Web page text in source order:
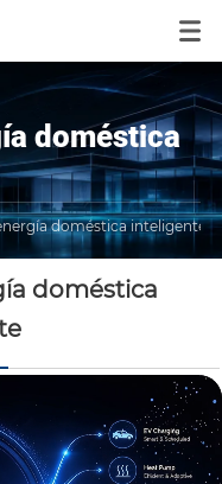
doméstica
doméstica inteligente
doméstica